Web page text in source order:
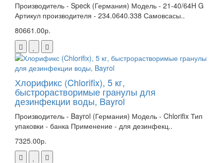
Производитель - Speck (Германия) Модель - 21-40/64H G
Артикул производителя - 234.0640.338 Самовсасы..
80661.00р.
Хлорификс (Chlorifix), 5 кг,
быстрорастворимые гранулы для
дезинфекции воды, Bayrol
Производитель - Bayrol (Германия) Модель - Chlorifix Тип
упаковки - банка Применение - для дезинфекц..
7325.00р.